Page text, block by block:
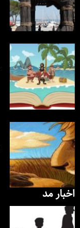
اخبار مد